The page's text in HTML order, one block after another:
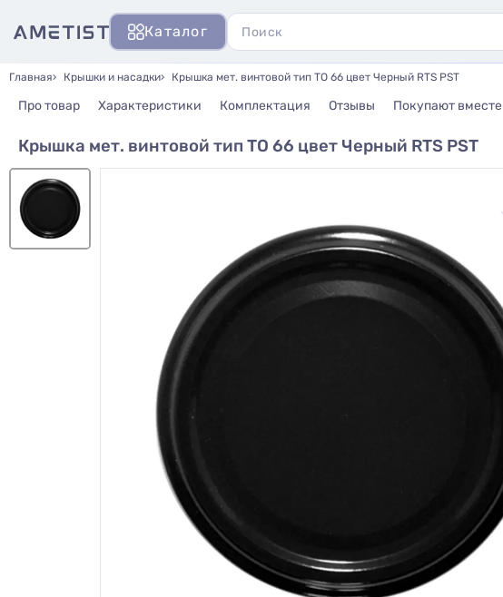
Каталог
Главная Крышки и насадки Крышка мет. винтовой тип ТО 66 цвет Черный RTS PST
Про товар Характеристики Комплектация Отзывы Покупают вместе
Крышка мет. винтовой тип ТО 66 цвет Черный RTS PST